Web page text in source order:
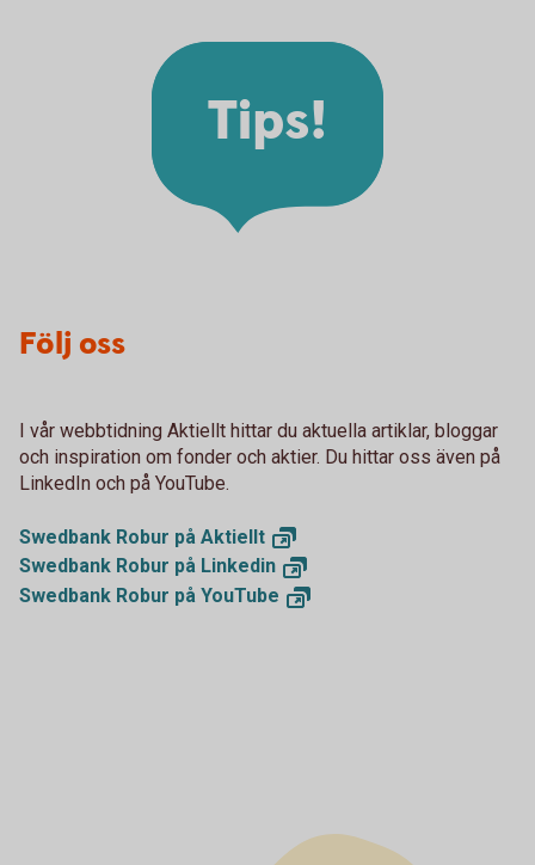
Tips!
Följ oss
I vår webbtidning Aktiellt hittar du aktuella artiklar, bloggar
och inspiration om fonder och aktier. Du hittar oss även på
LinkedIn och på YouTube.
Swedbank Robur på Aktiellt
Swedbank Robur på Linkedin
Swedbank Robur på YouTube